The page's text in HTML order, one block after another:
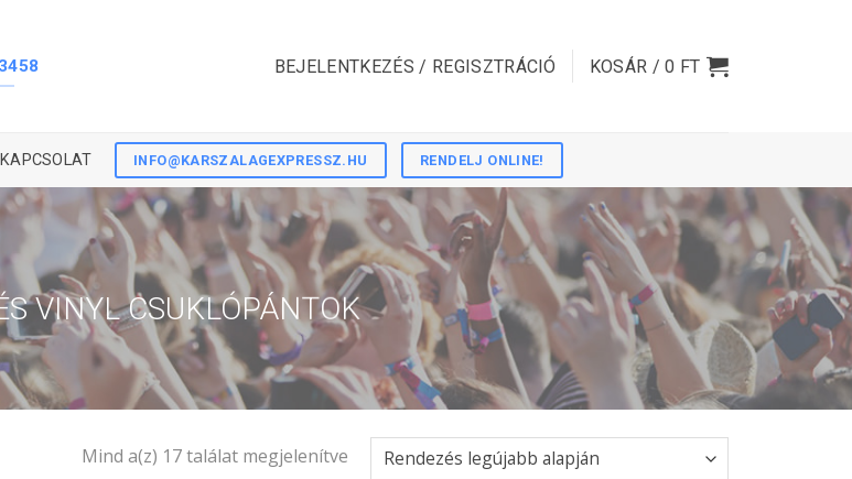
BEJELENTKEZÉS / REGISZTRÁCIÓ KOSÁR /0 FT
KAPCSOLAT INFO@KARSZALAGEXPRESSZ.HU RENDELJ ONLINE!
VINYL CSUKLÓPÁNTOK
Mind a(z) 17 találat megjelenítve